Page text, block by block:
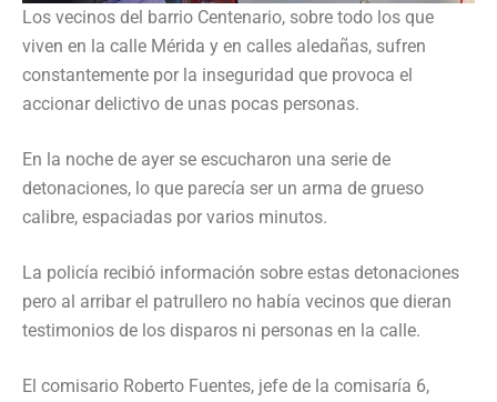
Los vecinos del barrio Centenario, sobre todo los que
viven en la calle Mérida y en calles aledañas, sufren
constantemente por la inseguridad que provoca el
accionar delictivo de unas pocas personas.
En la noche de ayer se escucharon una serie de
detonaciones, lo que parecía ser un arma de grueso
calibre, espaciadas por varios minutos.
La policía recibió información sobre estas detonaciones
pero al arribar el patrullero no había vecinos que dieran
testimonios de los disparos ni personas en la calle.
El comisario Roberto Fuentes, jefe de la comisaría 6,